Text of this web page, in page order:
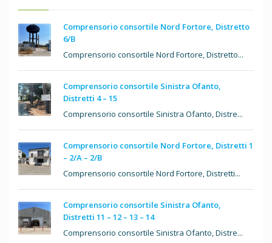
Comprensorio consortile Nord Fortore, Distretto
6/B
Comprensorio consortile Nord Fortore, Distretto...
Comprensorio consortile Sinistra Ofanto,
Distretti 4 – 15
Comprensorio consortile Sinistra Ofanto, Distre...
Comprensorio consortile Nord Fortore, Distretti 1
– 2/A – 2/B
Comprensorio consortile Nord Fortore, Distretti...
Comprensorio consortile Sinistra Ofanto,
Distretti 11 – 12 – 13 – 14
Comprensorio consortile Sinistra Ofanto, Distre...